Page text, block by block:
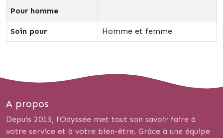
Pour homme
Soin pour Homme et femme
A propos
Depuis 2013, l'Odyssée met tout son savoir faire à
votre service et à votre bien-être. Grâce à une équipe